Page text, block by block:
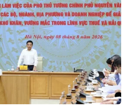
Tô Lâm
nước Australia